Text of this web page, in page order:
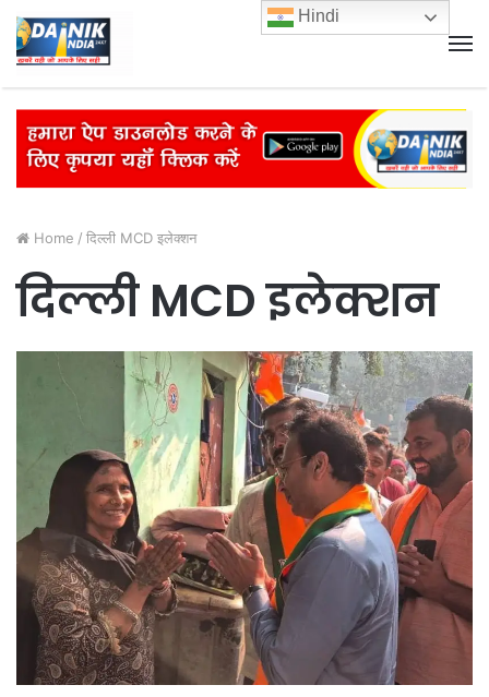
Home / दिल्ली MCD इलेक्शन
दिल्ली MCD इलेक्शन
Hindi